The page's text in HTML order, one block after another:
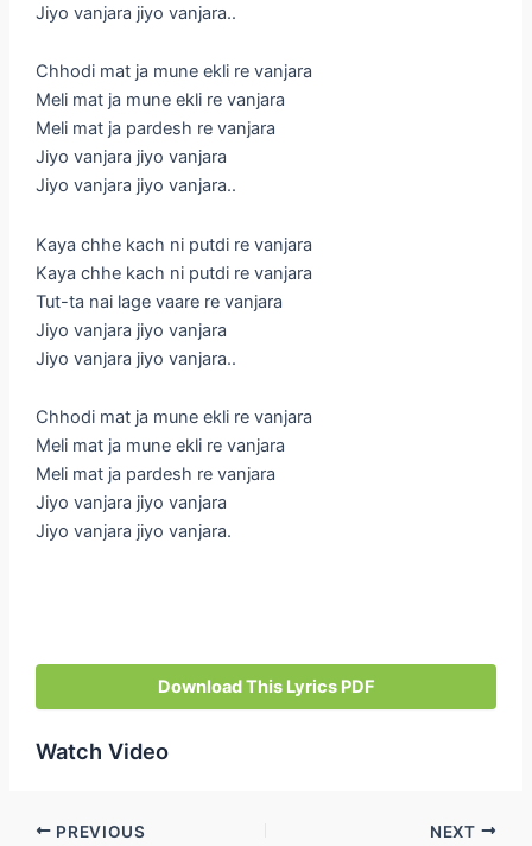
Jiyo vanjara jiyo vanjara..
Chhodi mat ja mune ekli re vanjara
Meli mat ja mune ekli re vanjara
Meli mat ja pardesh re vanjara
Jiyo vanjara jiyo vanjara
Jiyo vanjara jiyo vanjara..
Kaya chhe kach ni putdi re vanjara
Kaya chhe kach ni putdi re vanjara
Tut-ta nai lage vaare re vanjara
Jiyo vanjara jiyo vanjara
Jiyo vanjara jiyo vanjara..
Chhodi mat ja mune ekli re vanjara
Meli mat ja mune ekli re vanjara
Meli mat ja pardesh re vanjara
Jiyo vanjara jiyo vanjara
Jiyo vanjara jiyo vanjara.
Download This Lyrics PDF
Watch Video
Post PREVIOUS NEXT